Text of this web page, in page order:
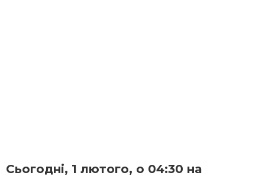
Сьогодні, 1 лютого, о 04:30 на